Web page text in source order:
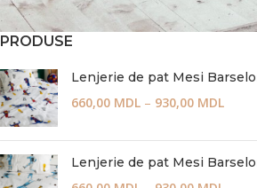
PRODUSE
Lenjerie de pat Mesi
660,00 MDL – 930,00 MDL
Lenjerie de pat Mesi